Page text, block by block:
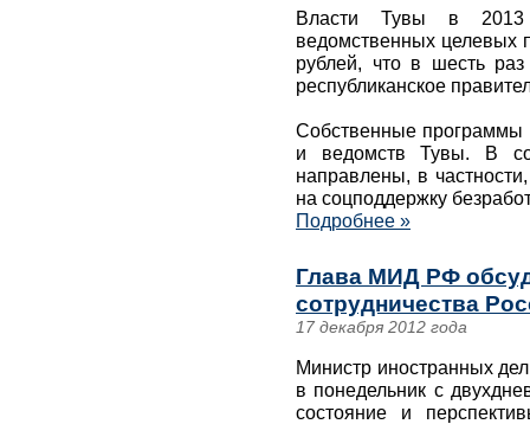
Власти Тувы в 2013
ведомственных целевых
рублей, что в шесть
республиканское
Собственные программы
и ведомств Тувы. В
направлены, в
на соцподдержку
Подробнее »
Глава МИД РФ
сотрудничества
17 декабря 2012 года
Министр иностранных
в понедельник с
состояние и